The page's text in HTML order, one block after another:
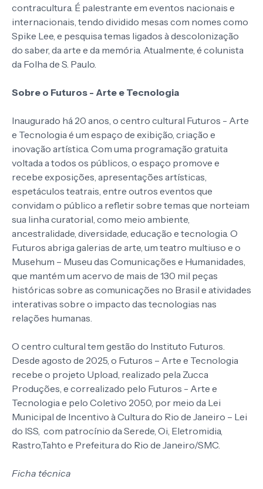
contracultura. É palestrante em eventos nacionais e
internacionais, tendo dividido mesas com nomes como
Spike Lee, e pesquisa temas ligados à descolonização
do saber, da arte e da memória. Atualmente, é colunista
da Folha de S. Paulo.
Sobre o Futuros - Arte e Tecnologia
Inaugurado há 20 anos, o centro cultural Futuros - Arte
e Tecnologia é um espaço de exibição, criação e
inovação artística. Com uma programação gratuita
voltada a todos os públicos, o espaço promove e
recebe exposições, apresentações artísticas,
espetáculos teatrais, entre outros eventos que
convidam o público a refletir sobre temas que norteiam
sua linha curatorial, como meio ambiente,
ancestralidade, diversidade, educação e tecnologia. O
Futuros abriga galerias de arte, um teatro multiuso e o
Musehum – Museu das Comunicações e Humanidades,
que mantém um acervo de mais de 130 mil peças
históricas sobre as comunicações no Brasil e atividades
interativas sobre o impacto das tecnologias nas
relações humanas.
O centro cultural tem gestão do Instituto Futuros.
Desde agosto de 2025, o Futuros – Arte e Tecnologia
recebe o projeto Upload, realizado pela Zucca
Produções, e correalizado pelo Futuros - Arte e
Tecnologia e pelo Coletivo 2050, por meio da Lei
Municipal de Incentivo à Cultura do Rio de Janeiro – Lei
do ISS, com patrocínio da Serede, Oi, Eletromidia,
Rastro,Tahto e Prefeitura do Rio de Janeiro/SMC.
Ficha técnica